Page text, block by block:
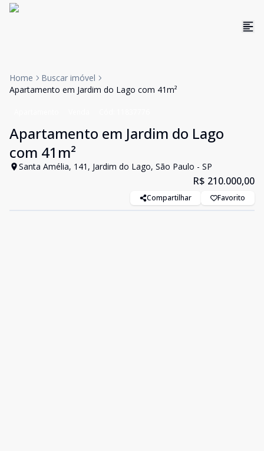
Home
Buscar imóvel
Apartamento em Jardim do Lago com 41m²
Apartamento em Jardim do Lago
com 41m²
Santa Amélia, 141, Jardim do Lago, São Paulo - SP
R$ 210.000,00
Compartilhar Favorito